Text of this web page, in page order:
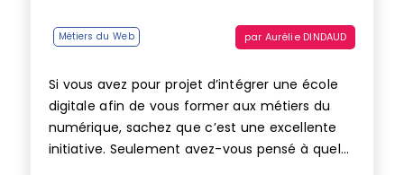
Métiers du Web par Aurélie DINDAUD
Si vous avez pour projet d’intégrer une école
digitale afin de vous former aux métiers du
numérique, sachez que c’est une excellente
initiative. Seulement avez-vous pensé à quel...